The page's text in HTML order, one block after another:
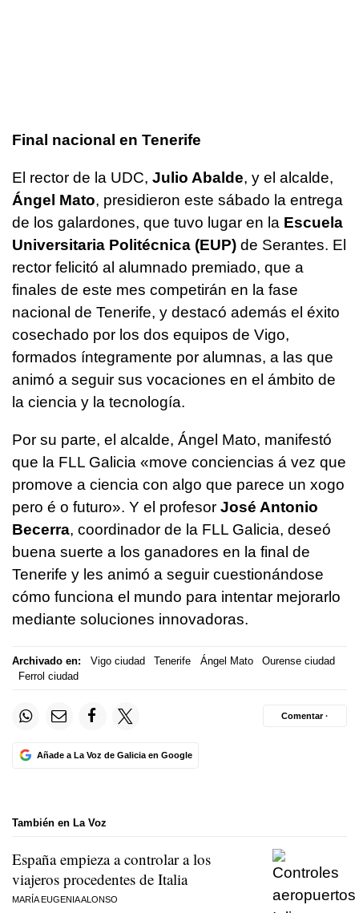
Final nacional en Tenerife
El rector de la UDC, Julio Abalde, y el alcalde,
Ángel Mato, presidieron este sábado la entrega
de los galardones, que tuvo lugar en la Escuela
Universitaria Politécnica (EUP) de Serantes. El
rector felicitó al alumnado premiado, que a
finales de este mes competirán en la fase
nacional de Tenerife, y destacó además el éxito
cosechado por los dos equipos de Vigo,
formados íntegramente por alumnas, a las que
animó a seguir sus vocaciones en el ámbito de
la ciencia y la tecnología.
Por su parte, el alcalde, Ángel Mato, manifestó
que la FLL Galicia «move conciencias á vez que
promove a ciencia con algo que parece un xogo
pero é o futuro». Y el profesor José Antonio
Becerra, coordinador de la FLL Galicia, deseó
buena suerte a los ganadores en la final de
Tenerife y les animó a seguir cuestionándose
cómo funciona el mundo para intentar mejorarlo
mediante soluciones innovadoras.
Archivado en: Vigo ciudad Tenerife Ángel Mato
Ourense ciudad
Ferrol ciudad
Añade a La Voz de Galicia en Google
Comentar ·
También en La Voz
España empieza a controlar a los
viajeros procedentes de Italia
MARÍA EUGENIA ALONSO